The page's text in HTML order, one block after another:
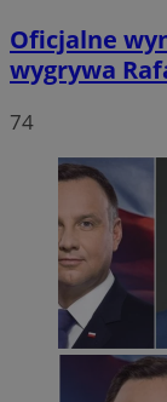
Oficjalne
wygrywa
74